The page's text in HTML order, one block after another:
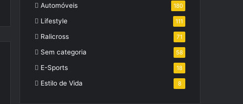
Automóveis 180
Lifestyle 111
Ralicross 71
Sem categoria 58
E-Sports 18
Estilo de Vida 8